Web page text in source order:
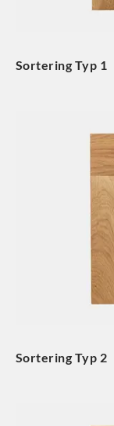
Sortering Typ 1
Sortering Typ 2